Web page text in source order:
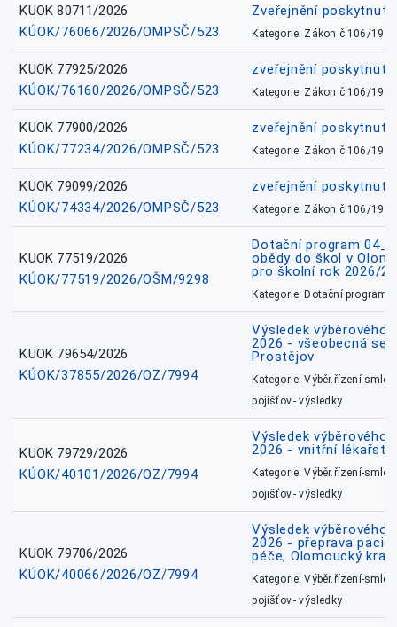
KUOK 80711/2026
KÚOK/76066/2026/OMPSČ/523
Zveřejnění
Kategorie: Zákon č.106/1999
KUOK 77925/2026
KÚOK/76160/2026/OMPSČ/523
zveřejnění
Kategorie: Zákon č.106/1999
KUOK 77900/2026
KÚOK/77234/2026/OMPSČ/523
zveřejnění
Kategorie: Zákon č.106/1999
KUOK 79099/2026
KÚOK/74334/2026/OMPSČ/523
zveřejnění
Kategorie: Zákon č.106/1999
KUOK 77519/2026
KÚOK/77519/2026/OŠM/9298
Dotační program
obědy do škol v
pro školní rok 2026/
Kategorie: Dotační
KUOK 79654/2026
KÚOK/37855/2026/OZ/7994
Výsledek výběrového
2026 - všeobecná
Prostějov
Kategorie: Výběr.řízení-
pojišťov.- výsledky
KUOK 79729/2026
KÚOK/40101/2026/OZ/7994
Výsledek výběrového
2026 - vnitřní
Kategorie: Výběr.řízení-
pojišťov.- výsledky
KUOK 79706/2026
KÚOK/40066/2026/OZ/7994
Výsledek výběrového
2026 - přeprava
péče, Olomoucký kraj
Kategorie: Výběr.řízení-
pojišťov.- výsledky